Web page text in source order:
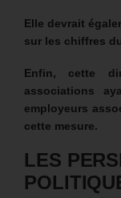
Elle devrait
sur les chiffres
Enfin, cette
associations
employeurs
cette mesure.
LES